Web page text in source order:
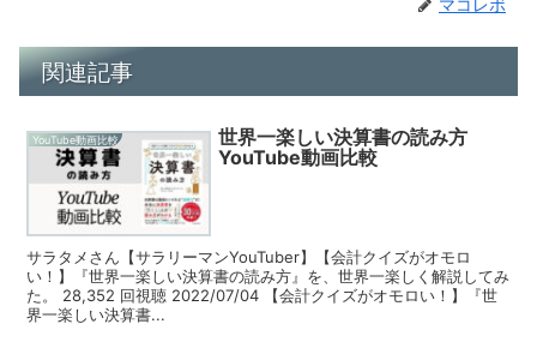
関連記事
YouTube動画比較
世界一楽しい決算書の読み方
YouTube動画比較
サラタメさん【サラリーマンYouTuber】【会計クイズがオモロ
い！】『世界一楽しい決算書の読み方』を、世界一楽しく解説してみ
た。 28,352 回視聴 2022/07/04 【会計クイズがオモロい！】『世
界一楽しい決算書...